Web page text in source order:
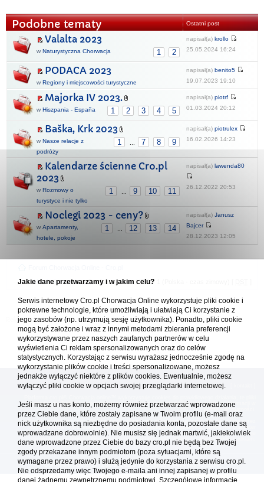
Podobne tematy Ostatni post
Valalta 2023
1 2
w Naturystyczna Chorwacja
napisał(a) krollo
25.05.2024 16:24
PODACA 2023
w Regiony i miejscowości turystyczne
napisał(a) benito5
19.07.2023 19:10
Majorka IV 2023.
1 2 3 4 5
w Hiszpania - España
napisał(a) piotrf
01.03.2024 20:12
Baška, Krk 2023
1 7 8 9
w Nasze relacje z
podróży
napisał(a) piotrulex
16.02.2026 14:23
Kalendarze ścienne Cro.pl
2023
1 9 10 11
w Rozmowy o
turystyce i nie tylko
napisał(a) lawenda80
26.12.2022 20:53
Noclegi 2023 - ceny?
1 12 13 14
w Apartamenty,
hotele, pokoje
napisał(a) Janusz
Bajcer
28.12.2023 12:05
Usuń ciasteczka• Strefa czasowa: UTC + 1 (Polska - czas zimowy) [
[reklama] [
gromadzą na Twoim komputerze dane ułatwiające korzystanie z serwisu; więcej informacji w
Redakcja platformy cro.pl© Chorwacja online™ nie odpowiada za treści zamieszczone przez
użytkowników. Korzystanie z serwisu oznacza akceptację regulaminu. Serwis ma charakter
wyłącznie informacyjny. Cro.pl© nie reprezentuje interesów żadnego biura podróży, nie zajmuje
się organizacją imprez turystycznych oraz nie odpowiada za treść zamieszczonych reklam.
Copyright: cro.pl© 1999-2026 Wszystkie prawa zastrzeżone
Jakie dane przetwarzamy i w jakim celu?
Serwis internetowy Cro.pl Chorwacja Online wykorzystuje pliki cookie i
pokrewne technologie, które umożliwiają i ułatwiają Ci korzystanie z
jego zasobów (np. utrzymują sesję użytkownika). Ponadto, pliki cookie
mogą być założone i wraz z innymi metodami zbierania preferencji
wykorzystywane przez naszych zaufanych partnerów w celu
wyświetlenia Ci reklam spersonalizowanych oraz do celów
statystycznych. Korzystając z serwisu wyrażasz jednocześnie zgodę na
wykorzystanie plików cookie i treści spersonalizowane, możesz
jednakże wyłączyć niektóre z plików cookies. Ewentualnie, możesz
wyłączyć pliki cookie w opcjach swojej przeglądarki internetowej.
Jeśli masz u nas konto, możemy również przetwarzać wprowadzone
przez Ciebie dane, które zostały zapisane w Twoim profilu (e-mail oraz
nick użytkownika są niezbędne do posiadania konta, pozostałe dane są
wprowadzane dobrowolnie). Nie musisz się jednak martwić, jakiekolwiek
dane wprowadzone przez Ciebie do bazy cro.pl nie będą bez Twojej
zgody przekazane innym podmiotom (poza sytuacjami, które są
wymagane przez prawo) i służą jedynie do korzystania z serwisu cro.pl.
Nie odsprzedamy więc Twojego e-maila ani innej zapisanej w profilu
danej żadnemu zewnętrznemu podmiotowi. Szczegółowe informacje